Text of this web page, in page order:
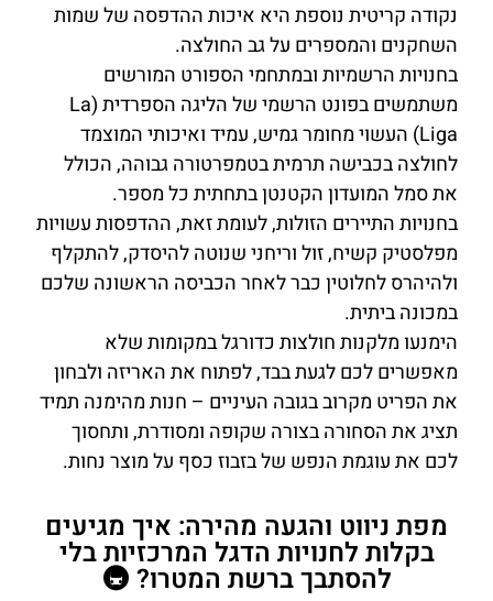
נקודה קריטית נוספת היא איכות ההדפסה של שמות
השחקנים והמספרים על גב החולצה.
בחנויות הרשמיות ובמתחמי הספורט המורשים
משתמשים בפונט הרשמי של הליגה הספרדית (La
Liga) העשוי מחומר גמיש, עמיד ואיכותי המוצמד
לחולצה בכבישה תרמית בטמפרטורה גבוהה, הכולל
את סמל המועדון הקטנטן בתחתית כל מספר.
בחנויות התיירים הזולות, לעומת זאת, ההדפסות עשויות
מפלסטיק קשיח, זול וריחני שנוטה להיסדק, להתקלף
ולהיהרס לחלוטין כבר לאחר הכביסה הראשונה שלכם
במכונה ביתית.
הימנעו מלקנות חולצות כדורגל במקומות שלא
מאפשרים לכם לגעת בבד, לפתוח את האריזה ולבחון
את הפריט מקרוב בגובה העיניים – חנות מהימנה תמיד
תציג את הסחורה בצורה שקופה ומסודרת, ותחסוך
לכם את עוגמת הנפש של בזבוז כסף על מוצר נחות.
מפת ניווט והגעה מהירה: איך מגיעים
בקלות לחנויות הדגל המרכזיות בלי
להסתבך ברשת המטרו? 🚇